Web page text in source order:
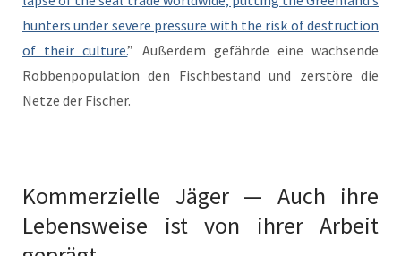
hunters under severe pres­sure with the risk of destruc­tion
of their cul­ture.” Außer­dem gefährde eine wach­sende
Robben­pop­u­la­tion den Fis­chbe­stand und zer­störe die
Net­ze der Fischer.
Kommerzielle Jäger — Auch ihre
Lebensweise ist von ihrer Arbeit